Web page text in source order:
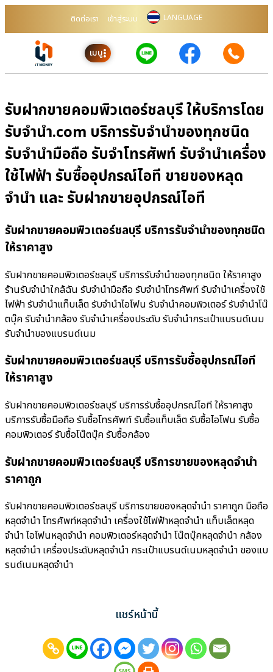
ติดต่อเรา เข้าสู่ระบบ LANGUAGE
เมนู
รับฝากขายคอมพิวเตอร์ชลบุรี ให้บริการโดย
รับจํานํา.com บริการรับจำนำของทุกชนิด
รับจำนำมือถือ รับจำโทรศัพท์ รับจำนำเครื่อง
ใช้ไฟฟ้า รับซื้ออุปกรณ์ไอที ขายของหลุด
จำนำ และ รับฝากขายอุปกรณ์ไอที
รับฝากขายคอมพิวเตอร์ชลบุรี บริการรับจำนำของทุกชนิด
ให้ราคาสูง
รับฝากขายคอมพิวเตอร์ชลบุรี บริการรับจำนำของทุกชนิด ให้ราคาสูง
ร้านรับจํานําใกล้ฉัน รับจำนำมือถือ รับจำนำโทรศัพท์ รับจำนำเครื่องใช้
ไฟฟ้า รับจำนำแท็บเล็ต รับจำนำไอโฟน รับจำนำคอมพิวเตอร์ รับจำนำโน๊
ตบุ๊ค รับจำนำกล้อง รับจำนำเครื่องประดับ รับจำนำกระเป๋าแบรนด์เนม
รับจำนำของแบรนด์เนม
รับฝากขายคอมพิวเตอร์ชลบุรี บริการรับซื้ออุปกรณ์ไอที
ให้ราคาสูง
รับฝากขายคอมพิวเตอร์ชลบุรี บริการรับซื้ออุปกรณ์ไอที ให้ราคาสูง
บริการรับซื้อมือถือ รับซื้อโทรศัพท์ รับซื้อแท็บเล็ต รับซื้อไอโฟน รับซื้อ
คอมพิวเตอร์ รับซื้อโน๊ตบุ๊ค รับซื้อกล้อง
รับฝากขายคอมพิวเตอร์ชลบุรี บริการขายของหลุดจำนำ
ราคาถูก
รับฝากขายคอมพิวเตอร์ชลบุรี บริการขายของหลุดจำนำ ราคาถูก มือถือ
หลุดจำนำ โทรศัพท์หลุดจำนำ เครื่องใช้ไฟฟ้าหลุดจำนำ แท็บเล็ตหลุด
จำนำ ไอโฟนหลุดจำนำ คอมพิวเตอร์หลุดจำนำ โน๊ตบุ๊คหลุดจำนำ กล้อง
หลุดจำนำ เครื่องประดับหลุดจำนำ กระเป๋าแบรนด์เนมหลุดจำนำ ของแบ
รนด์เนมหลุดจำนำ
แชร์หน้านี้